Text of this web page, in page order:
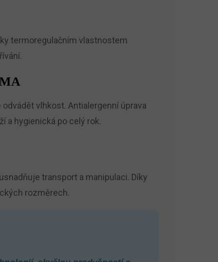
termoregulačním vlastnostem
vlhkost. Antialergenní úprava
a hygienická po celý rok.
transport a manipulaci. Díky
rozměrech.